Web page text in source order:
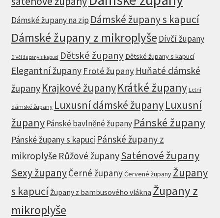
Dámské župany na zip Dámské župany s kapucí
Dámské župany z mikroplyše Dívčí župany
Dívčí župany s kapucí Dětské župany Dětské župany s kapucí
Elegantní župany Froté župany Huňaté dámské
župany Krajkové županyKrátké župany Letní
dámské župany Luxusní dámské županyLuxusní
županyPánské bavlněné župany Pánské župany
Pánské župany s kapucí Pánské župany z
mikroplyše Růžové županySaténové župany
Sexy županyČerné županyČervené župany Župany
s kapucí Župany z bambusového vlákna Župany z
mikroplyše